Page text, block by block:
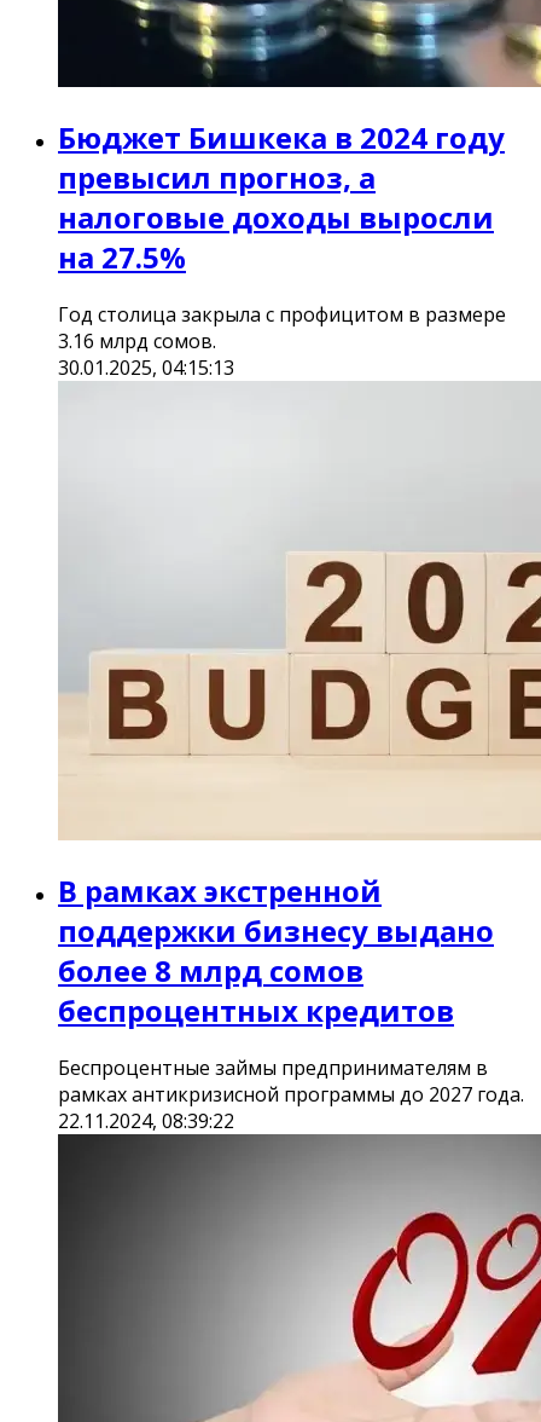
Бюджет Бишкека в 2024 году
превысил прогноз, а
налоговые доходы выросли
на 27.5%
Год столица закрыла с профицитом в размере
3.16 млрд сомов.
30.01.2025, 04:15:13
В рамках экстренной
поддержки бизнесу выдано
более 8 млрд сомов
беспроцентных кредитов
Беспроцентные займы предпринимателям в
рамках антикризисной программы до 2027 года.
22.11.2024, 08:39:22